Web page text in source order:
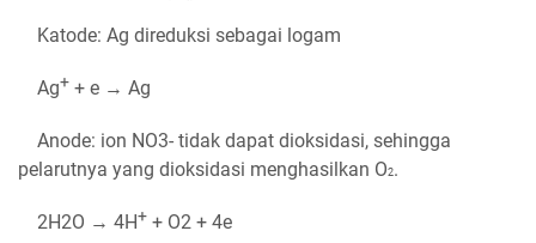
Katode: Ag direduksi sebagai logam
Ag+ + e → Ag
Anode: ion NO3- tidak dapat dioksidasi, sehingga
pelarutnya yang dioksidasi menghasilkan O2.
2H2O → 4H+ + O2 + 4e